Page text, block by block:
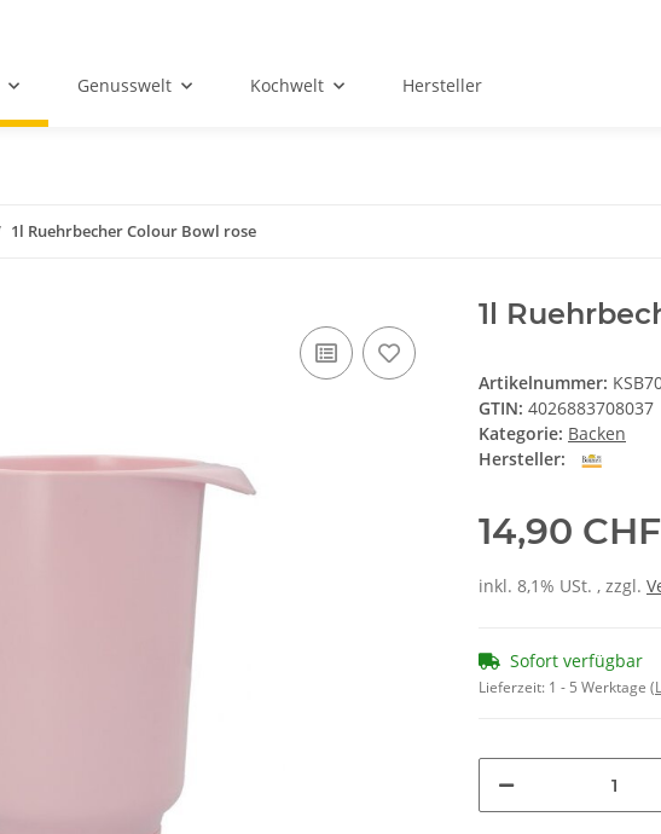
Genusswelt Kochwelt Hersteller
1l Ruehrbecher Colour Bowl rose
1l
Artikelnummer:
GTIN: 4026883708037
Kategorie: Backen
Hersteller:
14,90 CHF
inkl. 8,1% USt. , zzgl.
Sofort verfügbar
Lieferzeit: 1 - 5 Werktage